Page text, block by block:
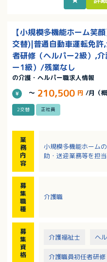
【小規模多機能ホーム笑
交替)|普通自動車運転免
者研修（ヘルパー2級）,
ー1級）/残業なし
の介護・ヘルパー職求人情報
～ 210,500 円 /月（概
2交替 正社員
業
務
内
容
小規模多機能ホーム
助・送迎業務等を担
募
集
職
種
介護職
募
集
資
格
介護福祉士 ヘ
介護職員初任者研修